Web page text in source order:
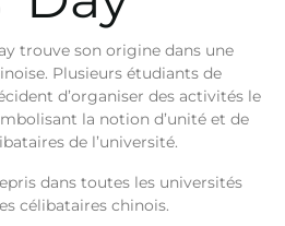
trouve son origine dans une
Plusieurs étudiants de
d’organiser des activités le
la notion d’unité et de
de l’université.
dans toutes les universités
célibataires chinois.